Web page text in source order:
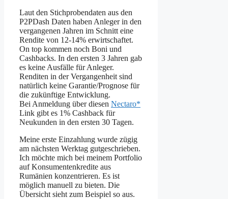
Laut den Stichprobendaten aus den
P2PDash Daten haben Anleger in den
vergangenen Jahren im Schnitt eine
Rendite von 12-14% erwirtschaftet.
On top kommen noch Boni und
Cashbacks. In den ersten 3 Jahren gab
es keine Ausfälle für Anleger.
Renditen in der Vergangenheit sind
natürlich keine Garantie/Prognose für
die zukünftige Entwicklung.
Bei Anmeldung über diesen Nectaro*
Link gibt es 1% Cashback für
Neukunden in den ersten 30 Tagen.
Meine erste Einzahlung wurde zügig
am nächsten Werktag gutgeschrieben.
Ich möchte mich bei meinem Portfolio
auf Konsumentenkredite aus
Rumänien konzentrieren. Es ist
möglich manuell zu bieten. Die
Übersicht sieht zum Beispiel so aus.